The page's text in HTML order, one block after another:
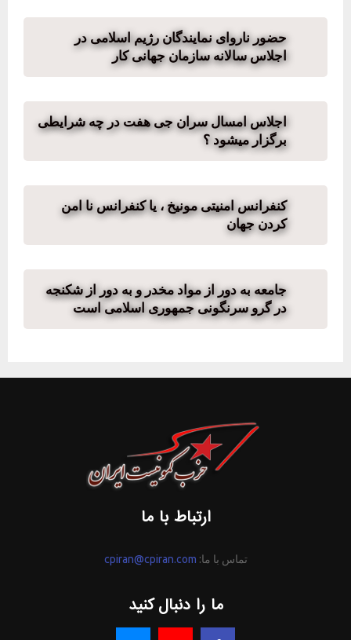
حضور ناروای نمایندگان رژیم اسلامی در
اجلاس سالانه سازمان جهانی کار
اجلاس امسال سران جی هفت در چه شرایطی
برگزار میشود ؟
کنفرانس امنیتی مونیخ ، یا کنفرانس نا امن
کردن جهان
جامعه به دور از مواد مخدر و به دور از شکنجه
در گرو سرنگونی جمهوری اسلامی است
ارتباط با ما
تماس با ما: cpiran@cpiran.com
ما را دنبال کنید